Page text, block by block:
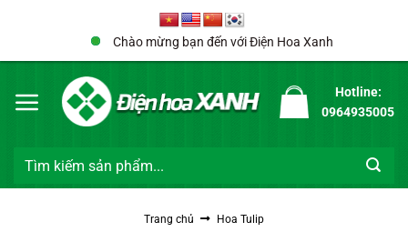
Chào mừng bạn đến với Điện Hoa Xanh
Hotline:
0964935005
Tìm
Trang chủ Hoa Tulip